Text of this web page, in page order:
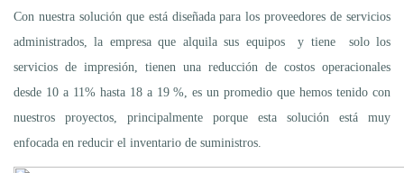
Con nuestra solución que está diseñada para los proveedores de servicios
administrados, la empresa que alquila sus equipos y tiene solo los
servicios de impresión, tienen una reducción de costos operacionales
desde 10 a 11% hasta 18 a 19 %, es un promedio que hemos tenido con
nuestros proyectos, principalmente porque esta solución está muy
enfocada en reducir el inventario de suministros.